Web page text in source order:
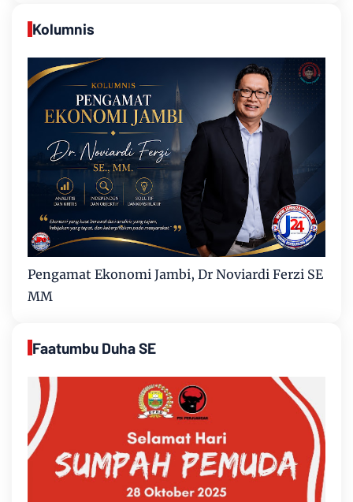
Kolumnis
Pengamat Ekonomi Jambi, Dr Noviardi Ferzi SE
MM
Faatumbu Duha SE